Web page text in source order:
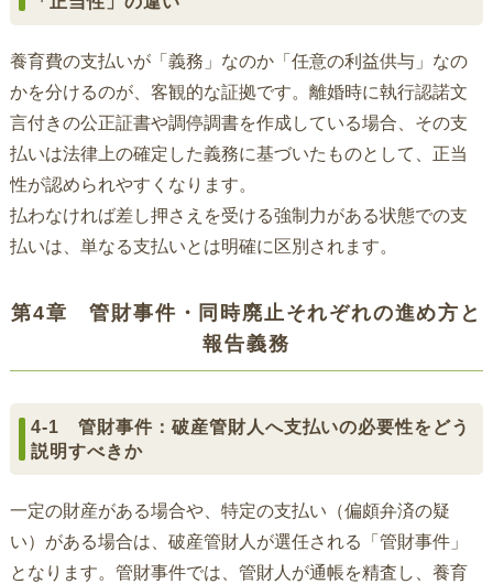
養育費の支払いが「義務」なのか「任意の利益供与」なの
かを分けるのが、客観的な証拠です。離婚時に執行認諾文
言付きの公正証書や調停調書を作成している場合、その支
払いは法律上の確定した義務に基づいたものとして、正当
性が認められやすくなります。
払わなければ差し押さえを受ける強制力がある状態での支
払いは、単なる支払いとは明確に区別されます。
第4章 管財事件・同時廃止それぞれの進め方と
報告義務
4-1 管財事件：破産管財人へ支払いの必要性をどう
説明すべきか
一定の財産がある場合や、特定の支払い（偏頗弁済の疑
い）がある場合は、破産管財人が選任される「管財事件」
となります。管財事件では、管財人が通帳を精査し、養育